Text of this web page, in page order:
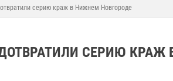
серию краж в Нижнем Новгороде
СЕРИЮ КРАЖ